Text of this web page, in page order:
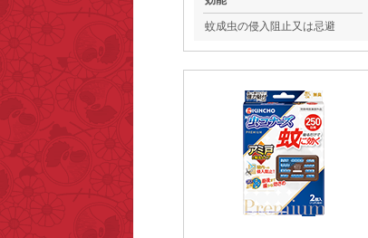
蚊成虫の侵入阻止又は忌避